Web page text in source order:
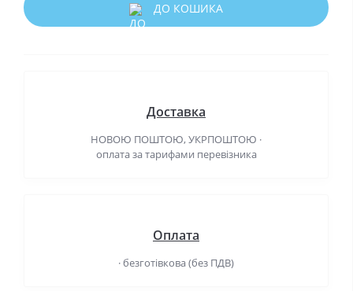
ДО КОШИКА
Доставка
НОВОЮ ПОШТОЮ, УКРПОШТОЮ ·
оплата за тарифами перевізника
Оплата
· безготівкова (без ПДВ)